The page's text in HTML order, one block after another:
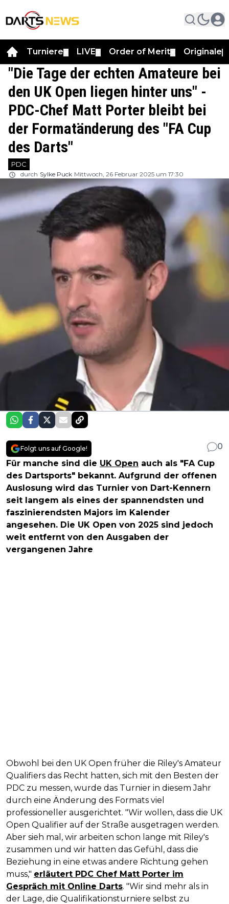
Turniere LIVE Order of Merit Originale
"Die Tage der echten Amateure bei
den UK Open liegen hinter uns" -
PDC-Chef Matt Porter bleibt bei
der Formatänderung des "FA Cup
des Darts"
PDC
durch Sylke Puck Mittwoch, 26 Februar 2025 um 17:30
Folgt uns auf Google!
0
Für manche sind die UK Open auch als "FA Cup
des Dartsports" bekannt. Aufgrund der offenen
Auslosung wird das Turnier von Dart-Kennern
seit langem als eines der spannendsten und
faszinierendsten Majors im Kalender
angesehen. Die UK Open von 2025 sind jedoch
weit entfernt von den Ausgaben der
vergangenen Jahre
Obwohl bei den UK Open früher die Riley's Amateur
Qualifiers das Recht hatten, sich mit den Besten der
PDC zu messen, wurde das Turnier in diesem Jahr
durch eine Änderung des Formats viel
professioneller ausgerichtet. "Wir wollen, dass die UK
Open Qualifier auf der Straße ausgetragen werden.
Aber sieh mal, wir arbeiten schon lange mit Riley's
zusammen und wir hatten das Gefühl, dass die
Beziehung in eine etwas andere Richtung gehen
muss," erläutert PDC Chef Matt Porter im
Gespräch mit Online Darts. "Wir sind mehr als in
der Lage, die Qualifikationsturniere selbst zu